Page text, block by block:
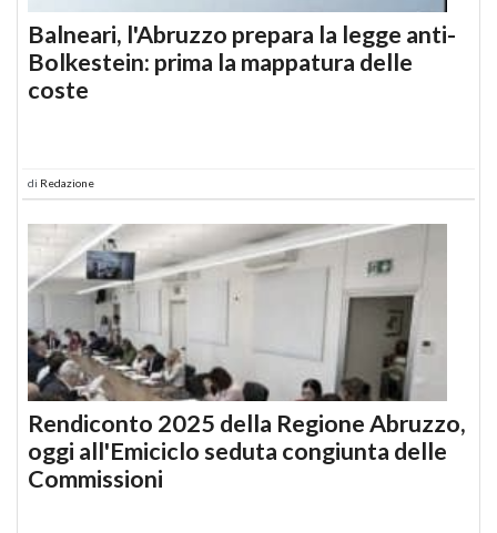
Balneari, l'Abruzzo prepara la legge anti-
Bolkestein: prima la mappatura delle
coste
di Redazione
Rendiconto 2025 della Regione Abruzzo,
oggi all'Emiciclo seduta congiunta delle
Commissioni